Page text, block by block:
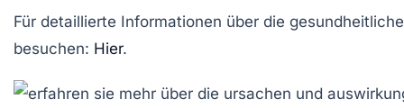
Für detaillierte Informationen über die
besuchen: Hier.